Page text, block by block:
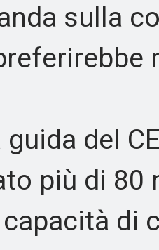
sulla
del
più di
di